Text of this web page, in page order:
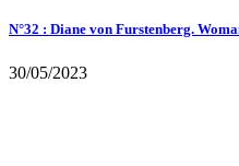
N°32 : Diane von Furstenberg.
30/05/2023